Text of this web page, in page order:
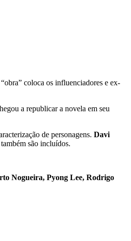
coloca os influenciadores e ex-
a republicar a novela em seu
de personagens. Davi
são incluídos.
Nogueira, Pyong Lee, Rodrigo